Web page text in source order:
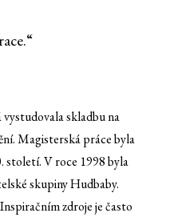
skladbu na
Magisterská práce byla
století. V roce 1998 byla
skupiny Hudbaby.
zdroje je často